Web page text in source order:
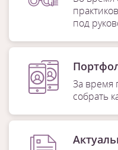
под
За время
собрать